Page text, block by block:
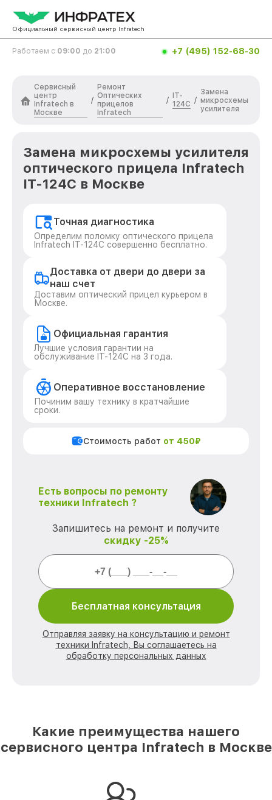
Официальный сервисный центр Infratech
Работаем с 09:00 до 21:00 +7 (495) 152-68-30
Сервисный
центр
Infratech в
Москве
/
Ремонт
Оптических
прицелов
Infratech
/
IT-
124C /
Замена
микросхемы
усилителя
Замена микросхемы усилителя
оптического прицела Infratech
IT-124C в Москве
Точная диагностика
Определим поломку оптического прицела
Infratech IT-124C совершенно бесплатно.
Доставка от двери до двери за
наш счет
Доставим оптический прицел курьером в
Москве.
Официальная гарантия
Лучшие условия гарантии на
обслуживание IT-124C на 3 года.
Оперативное восстановление
Починим вашу технику в кратчайшие
сроки.
Стоимость работ от 450₽
Есть вопросы по ремонту
техники Infratech ?
Запишитесь на ремонт и получите
скидку -25%
Бесплатная консультация
Отправляя заявку на консультацию и ремонт
техники Infratech, Вы соглашаетесь на
обработку персональных данных
Какие преимущества нашего
сервисного центра Infratech в Москве